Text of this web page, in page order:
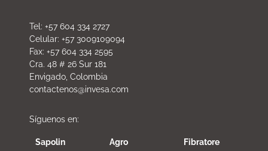
Tel: +57 604 334 2727
Celular: +57 3009109094
Fax: +57 604 334 2595
Cra. 48 # 26 Sur 181
Envigado, Colombia
contactenos@invesa.com
Síguenos en:
Sapolin Agro Fibratore